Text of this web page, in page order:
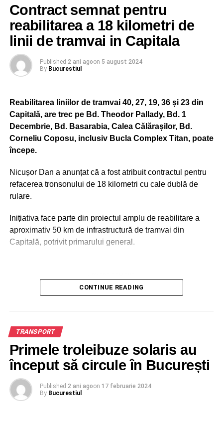
Contract semnat pentru
reabilitarea a 18 kilometri de
linii de tramvai in Capitala
Published 2 ani agoon 5 august 2024
By Bucurestiul
Reabilitarea liniilor de tramvai 40, 27, 19, 36 și 23 din
Capitală, are trec pe Bd. Theodor Pallady, Bd. 1
Decembrie, Bd. Basarabia, Calea Călărașilor, Bd.
Corneliu Coposu, inclusiv Bucla Complex Titan, poate
începe.
Nicușor Dan a anunțat că a fost atribuit contractul pentru
refacerea tronsonului de 18 kilometri cu cale dublă de
rulare.
Inițiativa face parte din proiectul amplu de reabilitare a
aproximativ 50 km de infrastructură de tramvai din
Capitală, potrivit primarului general.
Porr Construct este firma căreia i-a fost atribuit contractul
de reabilitare al liniilor de tramvai, conform
reprezentanților Municipalității, citați de Club Feroviar.
Subcontractanți declarați sunt firmele IMSAT, Elektra
Invest, Rotermit, Compania Municipală Iluminat Public
București.
Săptămâna trecută, proiectul modernizării liniei 40 a fost
votat în Consiliul General și are o valoare de aproape 19
milioane de euro.
CONTINUE READING
TRANSPORT
Primele troleibuze solaris au
început să circule în București
Published 2 ani agoon 17 februarie 2024
By Bucurestiul